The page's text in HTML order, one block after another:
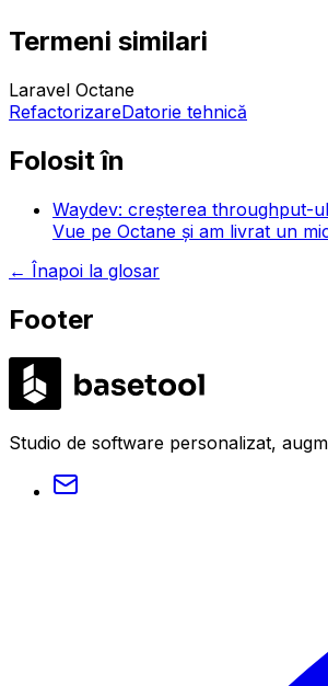
Termeni similari
Laravel Octane
RefactorizareDatorie tehnică
Folosit în
Waydev: creșterea throughput-
Vue pe Octane și am livrat un
← Înapoi la glosar
Footer
Studio de software personalizat,